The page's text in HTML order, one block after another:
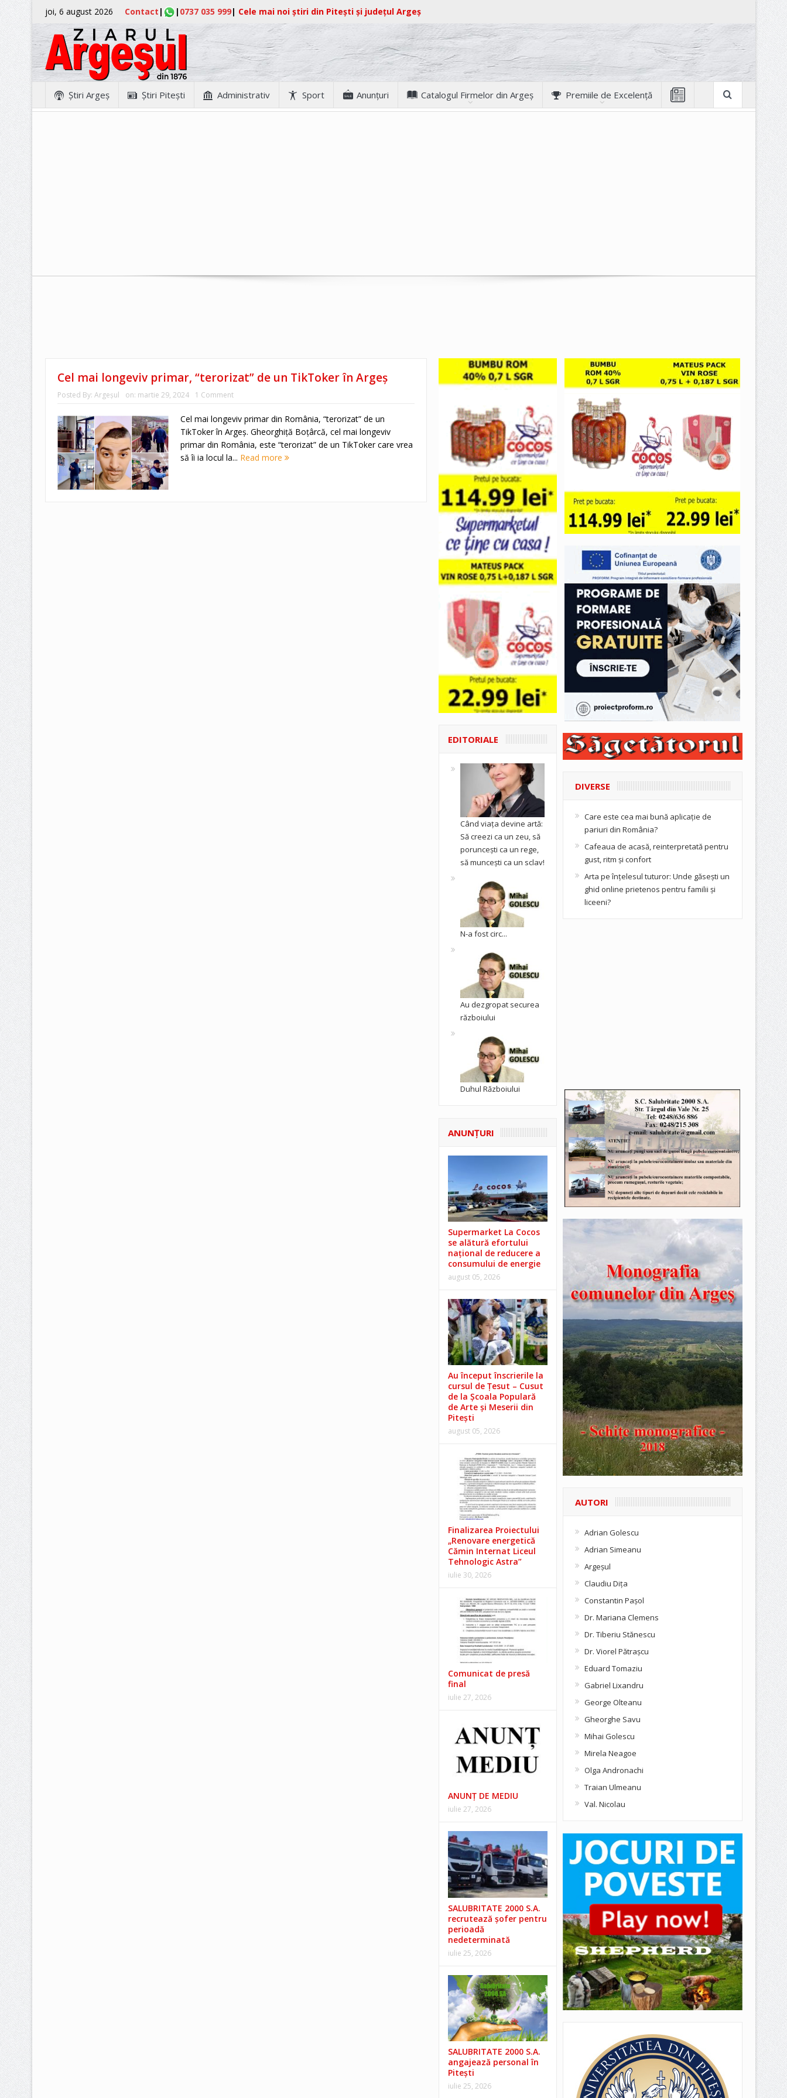
joi, 6 august 2026 Contact | | 0737 035 999| Cele mai noi știri din Pitești și județul Argeș
Ştiri Argeş Ştiri Piteşti Administrativ Sport Anunţuri Catalogul Firmelor din Argeș Premiile de Excelență
Cel mai longeviv primar, “terorizat” de un TikToker în Argeș
Posted By: Argeşul on: martie 29, 2024 1 Comment
Cel mai longeviv primar din România, “terorizat” de un
TikToker în Argeș. Gheorghiță Boțârcă, cel mai longeviv
primar din România, este “terorizat” de un TikToker care vrea
să îi ia locul la... Read more
EDITORIALE
Când viața devine artă:
Să creezi ca un zeu, să
poruncești ca un rege,
să muncești ca un sclav!
N-a fost circ...
Au dezgropat securea
războiului
Duhul Războiului
ANUNŢURI
Supermarket La Cocos
se alătură efortului
național de reducere a
consumului de energie
august 05, 2026
Au început înscrierile la
cursul de Țesut – Cusut
de la Școala Populară
de Arte și Meserii din
Pitești
august 05, 2026
Finalizarea Proiectului
„Renovare energetică
Cămin Internat Liceul
Tehnologic Astra”
iulie 30, 2026
Comunicat de presă
final
iulie 27, 2026
ANUNŢ DE MEDIU
iulie 27, 2026
SALUBRITATE 2000 S.A.
recrutează șofer pentru
perioadă
nedeterminată
iulie 25, 2026
SALUBRITATE 2000 S.A.
angajează personal în
Pitești
iulie 25, 2026
DIVERSE
Care este cea mai bună aplicație de
pariuri din România?
Cafeaua de acasă, reinterpretată pentru
gust, ritm și confort
Arta pe înțelesul tuturor: Unde găsești un
ghid online prietenos pentru familii și
liceeni?
AUTORI
Adrian Golescu
Adrian Simeanu
Argeşul
Claudiu Diţa
Constantin Pașol
Dr. Mariana Clemens
Dr. Tiberiu Stănescu
Dr. Viorel Pătraşcu
Eduard Tomaziu
Gabriel Lixandru
George Olteanu
Gheorghe Savu
Mihai Golescu
Mirela Neagoe
Olga Andronachi
Traian Ulmeanu
Val. Nicolau